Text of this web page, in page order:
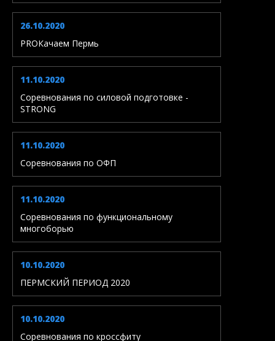
26.10.2020
PROКачаем Пермь
11.10.2020
Соревнования по силовой подготовке -
STRONG
11.10.2020
Соревнования по ОФП
11.10.2020
Соревнования по функциональному
многоборью
10.10.2020
ПЕРМСКИЙ ПЕРИОД 2020
10.10.2020
Соревнования по кроссфиту